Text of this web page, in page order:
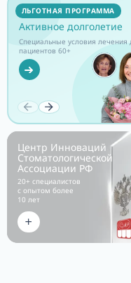
ЛЬГОТНАЯ ПРОГРАММА
Активное долголетие
Специальные условия лечения
пациентов 60+
Центр Инноваций
Стоматологической
Ассоциации РФ
20+ специалистов
с опытом более
10 лет
Подробнее